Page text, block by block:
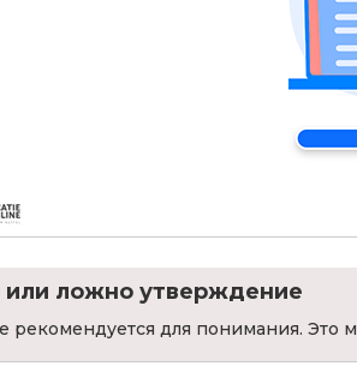
ложно утверждение
для понимания. Это